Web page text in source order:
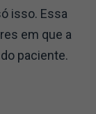
isso. Essa
em que a
paciente.